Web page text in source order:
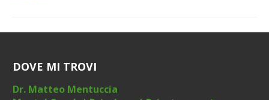
DOVE MI TROVI
Dr. Matteo Mentuccia